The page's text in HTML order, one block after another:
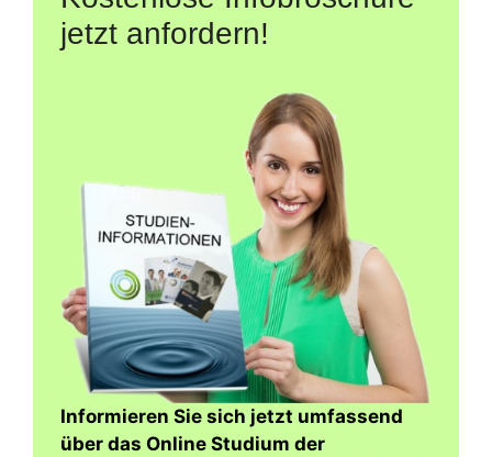
jetzt anfordern!
Informieren Sie sich jetzt umfassend
über das Online Studium der